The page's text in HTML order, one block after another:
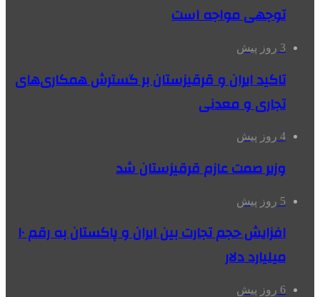
توجهی مواجه است
3 روز پیش
تاکید ایران و قرقیزستان بر گسترش همکاری‌های
تجاری و معدنی
4 روز پیش
وزیر صمت عازم قرقیزستان شد
5 روز پیش
افزایش حجم تجارت بین ایران و پاکستان به رقم ۱۰
میلیارد دلار
6 روز پیش